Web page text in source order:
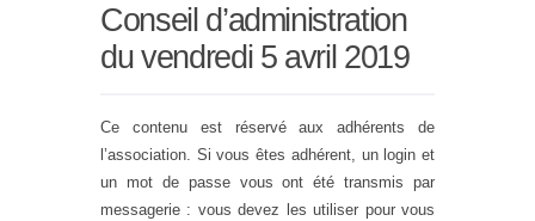
Conseil d’administration
du vendredi 5 avril 2019
Ce contenu est réservé aux adhérents de
l’association. Si vous êtes adhérent, un login et
un mot de passe vous ont été transmis par
messagerie : vous devez les utiliser pour vous